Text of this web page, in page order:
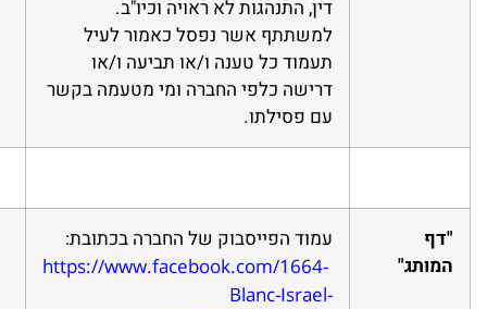
דין, התנהגות לא ראויה וכיו"ב.
למשתתף אשר נפסל כאמור לעיל
תעמוד כל טענה ו/או תביעה ו/או
דרישה כלפי החברה ומי מטעמה בקשר
עם פסילתו.
"דף
המותג"
עמוד הפייסבוק של החברה בכתובת:
https://www.facebook.com/1664-
Blanc-Israel-